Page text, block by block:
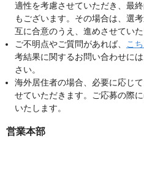
適性を考慮させていただき、最
もございます。その場合は、選
互に合意のうえ、進めさせていた
ご不明点やご質問があれば、
こ
考結果に関するお問い合わせに
さい。
海外居住者の場合、必要に応じ
せていただきます。ご応募の際
いたします。
営業本部